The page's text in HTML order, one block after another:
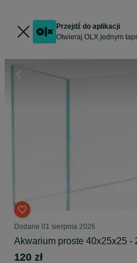
Przejdź do aplikacji
Otwieraj OLX jednym
Dodane 01 sierpnia 2026
Akwarium proste 40x25x25 -
120 zł